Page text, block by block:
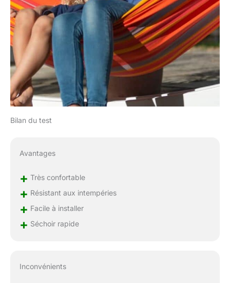
Bilan du test
Avantages
+ Très confortable
+ Résistant aux intempéries
+ Facile à installer
+ Séchoir rapide
Inconvénients